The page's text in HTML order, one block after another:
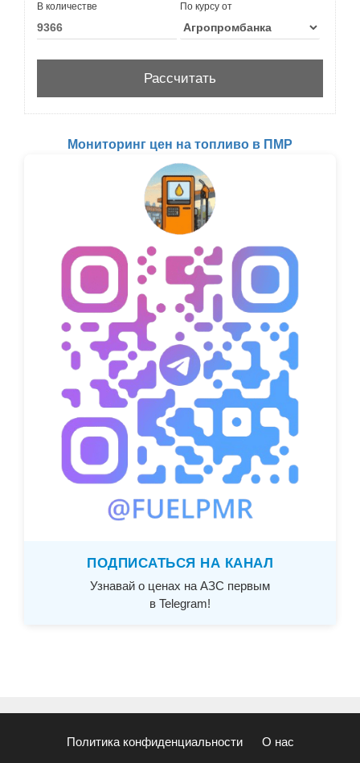
В количестве По курсу от
Мониторинг цен на топливо в ПМР
ПОДПИСАТЬСЯ НА КАНАЛ
Узнавай о ценах на АЗС первым
в Telegram!
Политика конфиденциальности О нас